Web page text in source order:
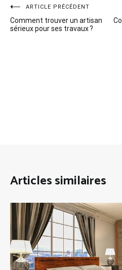
Navigation
de
ARTICLE PRÉCÉDENT
Comment trouver un artisan
sérieux pour ses travaux ?
Articles similaires